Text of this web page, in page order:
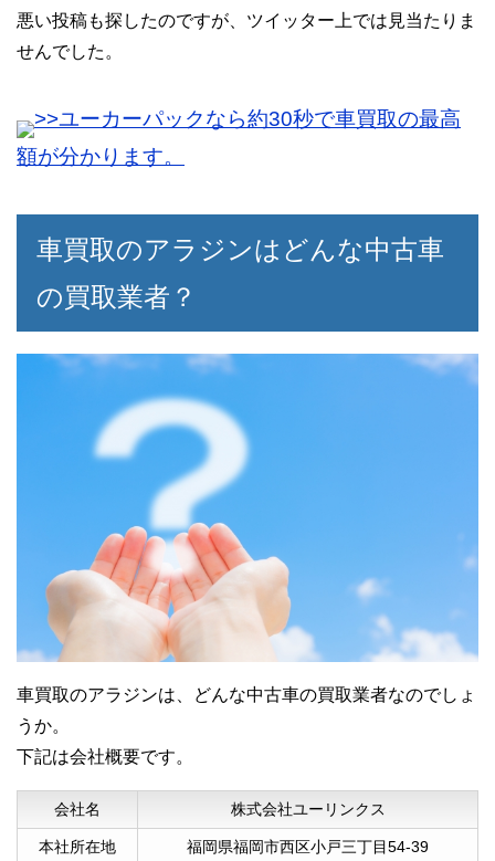
悪い投稿も探したのですが、ツイッター上では見当たりま
せんでした。
>>ユーカーパックなら約30秒で車買取の最高
額が分かります。
車買取のアラジンはどんな中古車
の買取業者？
車買取のアラジンは、どんな中古車の買取業者なのでしょ
うか。
下記は会社概要です。
会社名 株式会社ユーリンクス
本社所在地 福岡県福岡市西区小戸三丁目54-39